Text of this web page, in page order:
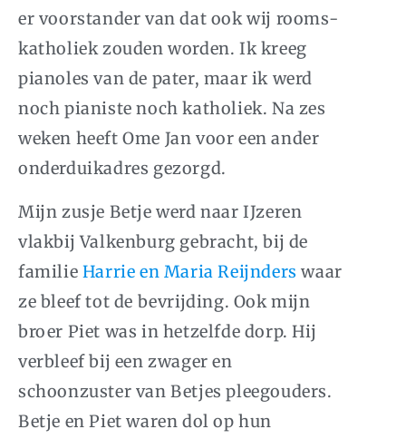
er voorstander van dat ook wij rooms-
katholiek zouden worden. Ik kreeg
pianoles van de pater, maar ik werd
noch pianiste noch katholiek. Na zes
weken heeft Ome Jan voor een ander
onderduikadres gezorgd.
Mijn zusje Betje werd naar IJzeren
vlakbij Valkenburg gebracht, bij de
familie Harrie en Maria Reijnders waar
ze bleef tot de bevrijding. Ook mijn
broer Piet was in hetzelfde dorp. Hij
verbleef bij een zwager en
schoonzuster van Betjes pleegouders.
Betje en Piet waren dol op hun